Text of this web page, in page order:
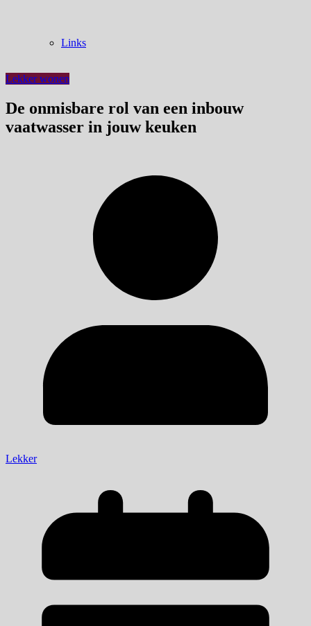
Links
Lekker wonen
De onmisbare rol van een inbouw
vaatwasser in jouw keuken
Lekker